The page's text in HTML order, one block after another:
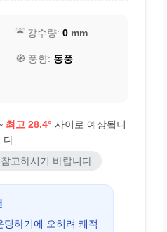
☔ 강수량: 0 mm
🧭 풍향: 동풍
최고 28.4° 사이로 예상됩니
다.
고하시기 바랍니다.
하기에 오히려 쾌적